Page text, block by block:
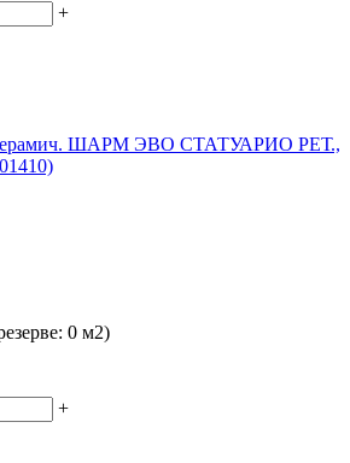
+
керамич. ШАРМ ЭВО СТАТУАРИО РЕТ.,
0 м2)
+